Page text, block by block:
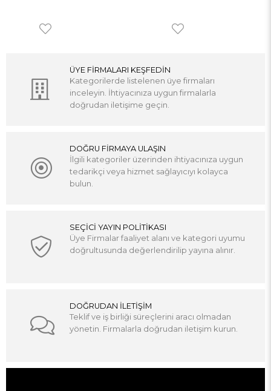
ÜYE FİRMALARI KEŞFEDİN
Kategorilerde listelenen üye firmaları
inceleyin. İhtiyacınıza uygun firmalarla
doğrudan iletişime geçin.
DOĞRU FİRMAYA ULAŞIN
İlgili kategoriler üzerinden ihtiyacınıza uygun
tedarikçi veya hizmet sağlayıcıyı kolayca
bulun.
SEÇİCİ YAYIN POLİTİKASI
Üye Firmalar faaliyet alanı ve kategori uyumu
doğrultusunda değerlendirilip yayına alınır.
DOĞRUDAN İLETİŞİM
Teklif ve iş birliği süreçlerini aracı olmadan
yönetin. Firmalarla doğrudan iletişim kurun.